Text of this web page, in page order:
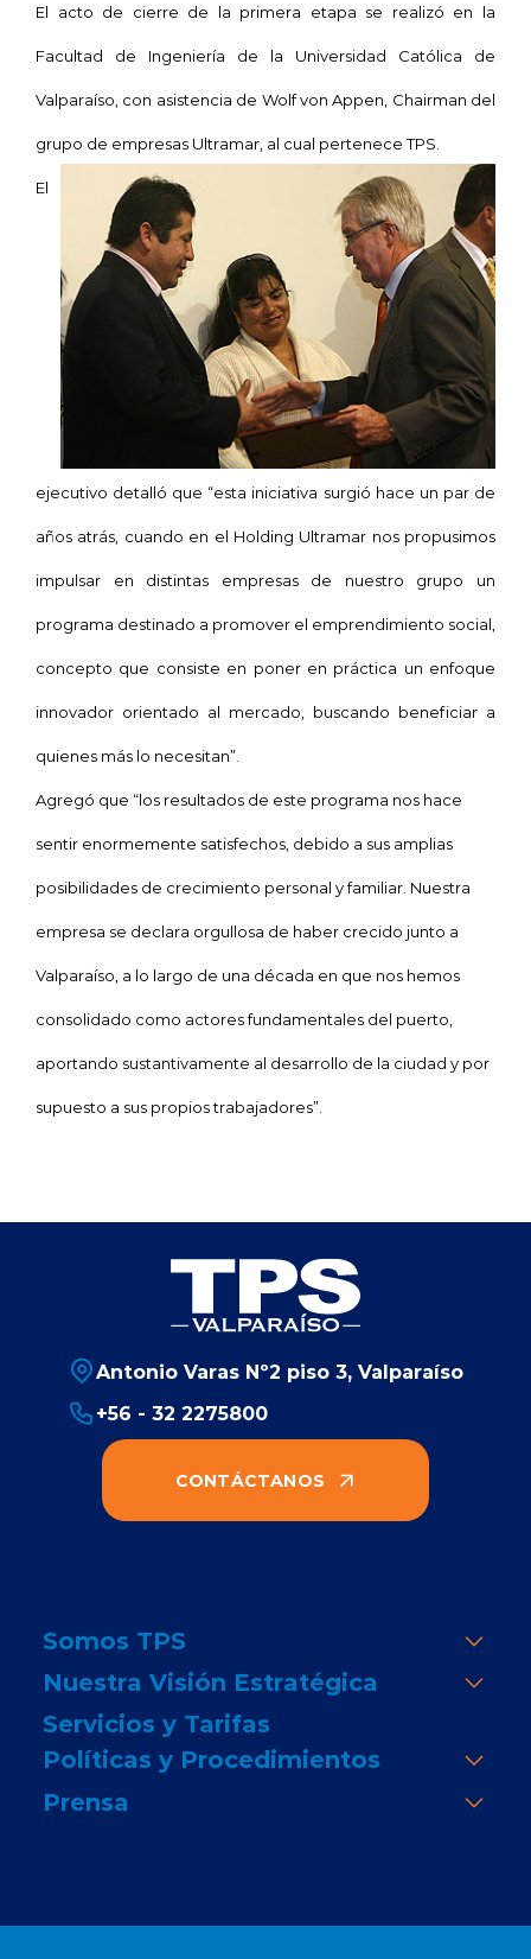
El acto de cierre de la primera etapa se realizó en la
Facultad de Ingeniería de la Universidad Católica de
Valparaíso, con asistencia de Wolf von Appen, Chairman del
grupo de empresas Ultramar, al cual pertenece TPS.
El
ejecutivo detalló que “esta iniciativa surgió hace un par de
años atrás, cuando en el Holding Ultramar nos propusimos
impulsar en distintas empresas de nuestro grupo un
programa destinado a promover el emprendimiento social,
concepto que consiste en poner en práctica un enfoque
innovador orienta­do al mercado, buscando beneficiar a
quienes más lo necesitan”.
Agregó que “los resultados de este programa nos hace
sentir enormemente satisfechos, debido a sus amplias
posibilidades de crecimiento personal y familiar. Nuestra
empresa se declara orgullosa de haber crecido junto a
Valparaíso, a lo largo de una década en que nos hemos
consolidado como actores fundamentales del puerto,
aportando sustantivamente al desarrollo de la ciudad y por
supuesto a sus propios trabajadores”.
Antonio Varas Nº2 piso 3, Valparaíso
+56 - 32 2275800
CONTÁCTANOS
Somos TPS
Nuestra Visión Estratégica
Servicios y Tarifas
Políticas y Procedimientos
Prensa